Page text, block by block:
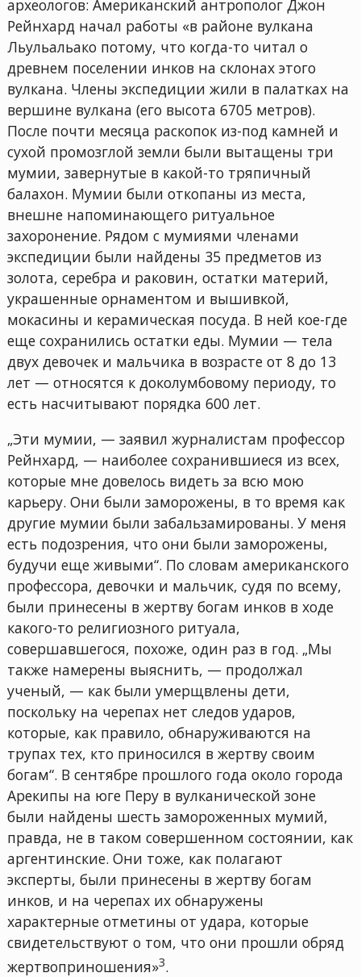
археологов: Американский антрополог Джон
Рейнхард начал работы «в районе вулкана
Льульальако потому, что когда-то читал о
древнем поселении инков на склонах этого
вулкана. Члены экспедиции жили в палатках на
вершине вулкана (его высота 6705 метров).
После почти месяца раскопок из-под камней и
сухой промозглой земли были вытащены три
мумии, завернутые в какой-то тряпичный
балахон. Мумии были откопаны из места,
внешне напоминающего ритуальное
захоронение. Рядом с мумиями членами
экспедиции были найдены 35 предметов из
золота, серебра и раковин, остатки материй,
украшенные орнаментом и вышивкой,
мокасины и керамическая посуда. В ней кое-где
еще сохранились остатки еды. Мумии — тела
двух девочек и мальчика в возрасте от 8 до 13
лет — относятся к доколумбовому периоду, то
есть насчитывают порядка 600 лет.
„Эти мумии, — заявил журналистам профессор
Рейнхард, — наиболее сохранившиеся из всех,
которые мне довелось видеть за всю мою
карьеру. Они были заморожены, в то время как
другие мумии были забальзамированы. У меня
есть подозрения, что они были заморожены,
будучи еще живыми“. По словам американского
профессора, девочки и мальчик, судя по всему,
были принесены в жертву богам инков в ходе
какого-то религиозного ритуала,
совершавшегося, похоже, один раз в год. „Мы
также намерены выяснить, — продолжал
ученый, — как были умерщвлены дети,
поскольку на черепах нет следов ударов,
которые, как правило, обнаруживаются на
трупах тех, кто приносился в жертву своим
богам“. В сентябре прошлого года около города
Арекипы на юге Перу в вулканической зоне
были найдены шесть замороженных мумий,
правда, не в таком совершенном состоянии, как
аргентинские. Они тоже, как полагают
эксперты, были принесены в жертву богам
инков, и на черепах их обнаружены
характерные отметины от удара, которые
свидетельствуют о том, что они прошли обряд
жертвоприношения»3.